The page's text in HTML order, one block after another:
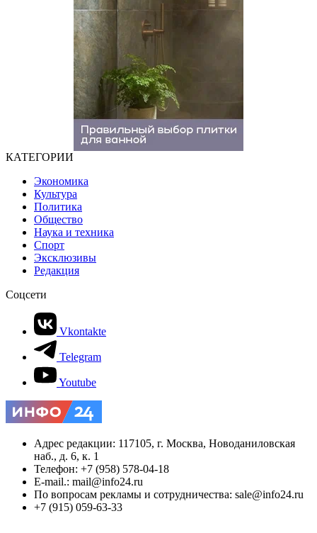
КАТЕГОРИИ
Экономика
Культура
Политика
Общество
Наука и техника
Спорт
Эксклюзивы
Редакция
Соцсети
Vkontakte
Telegram
Youtube
Адрес редакции: 117105, г. Москва, Новоданиловская
наб., д. 6, к. 1
Телефон: +7 (958) 578-04-18
E-mail.: mail@info24.ru
По вопросам рекламы и сотрудничества: sale@info24.ru
+7 (915) 059-63-33